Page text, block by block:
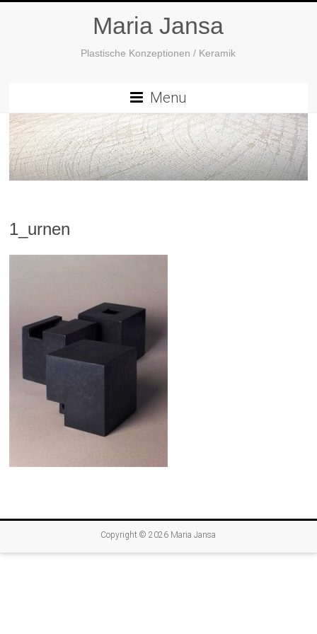
Maria Jansa
Plastische Konzeptionen / Keramik
Menu
1_urnen
Copyright © 2026 Maria Jansa